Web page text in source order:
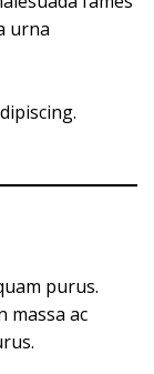
urna
purus.
massa ac